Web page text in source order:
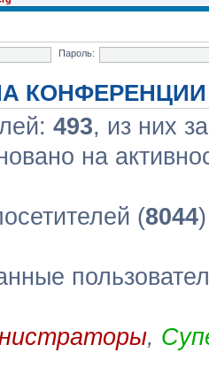
Пароль:
КОНФЕРЕНЦИИ
493, из них
на
(8044
,